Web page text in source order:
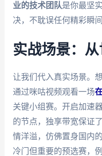
业的技术团队是你最坚
决，不耽误任何精彩瞬间
实战场景：
让我们代入真实场景。
通过咪咕视频观看一场
关键小组赛。开启加速
的节点，独享带宽保证
情洋溢，仿佛置身国内
冷门但重要的预选赛，